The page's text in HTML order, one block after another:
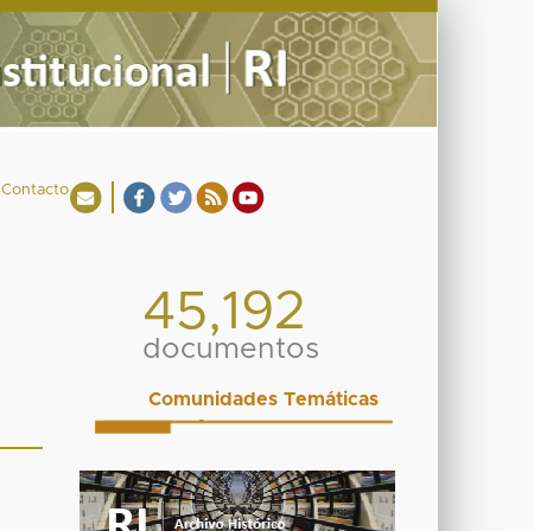
Contacto
45,192
documentos
Comunidades Temáticas